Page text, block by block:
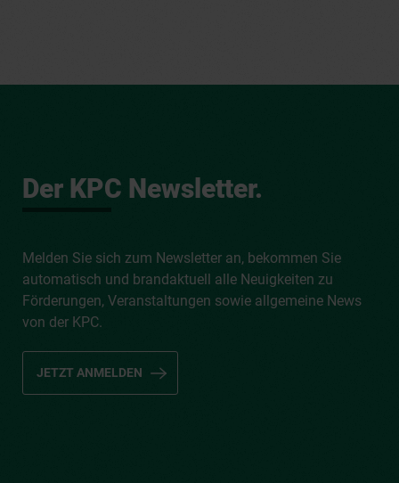
Der KPC Newsletter.
Melden Sie sich zum Newsletter an, bekommen Sie
automatisch und brandaktuell alle Neuigkeiten zu
Förderungen, Veranstaltungen sowie allgemeine News
von der KPC.
JETZT ANMELDEN